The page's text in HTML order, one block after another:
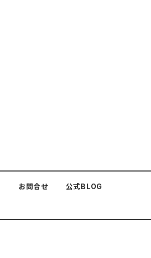
お問合せ 公式BLOG